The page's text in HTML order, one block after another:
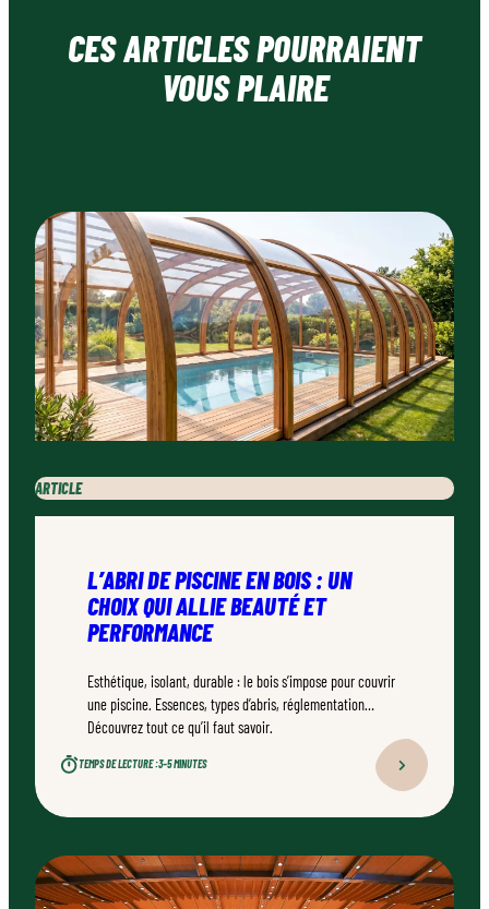
CES ARTICLES POURRAIENT
VOUS PLAIRE
ARTICLE
L’ABRI DE PISCINE EN BOIS : UN
CHOIX QUI ALLIE BEAUTÉ ET
PERFORMANCE
Esthétique, isolant, durable : le bois s’impose pour couvrir
une piscine. Essences, types d’abris, réglementation…
Découvrez tout ce qu’il faut savoir.
TEMPS DE LECTURE :3–5 MINUTES